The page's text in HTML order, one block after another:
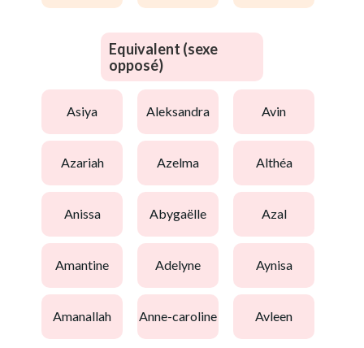
Equivalent (sexe
opposé)
asiya aleksandra avin
azariah azelma althéa
anissa abygaëlle azal
amantine adelyne aynisa
amanallah anne-caroline avleen